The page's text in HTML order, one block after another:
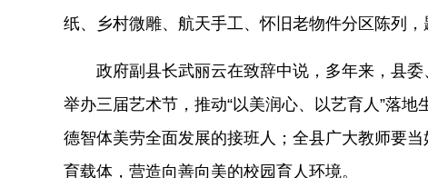
纸、乡村微雕、航天手工、怀旧老物件分区陈列
政府副县长武丽云在致辞中说，多年来，县委
举办三届艺术节，推动“以美润心、以艺育人”落
德智体美劳全面发展的接班人；全县广大教师要
育载体，营造向善向美的校园育人环境。